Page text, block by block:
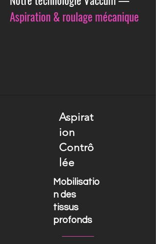
Aspiration & roulage mécanique
Aspirat
ion
Contrô
lée
Mobilisatio
n des
tissus
profonds